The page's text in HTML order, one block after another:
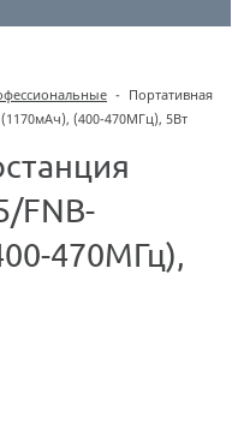
- Портативная
(400-470МГц), 5Вт
FNB-
470МГц),